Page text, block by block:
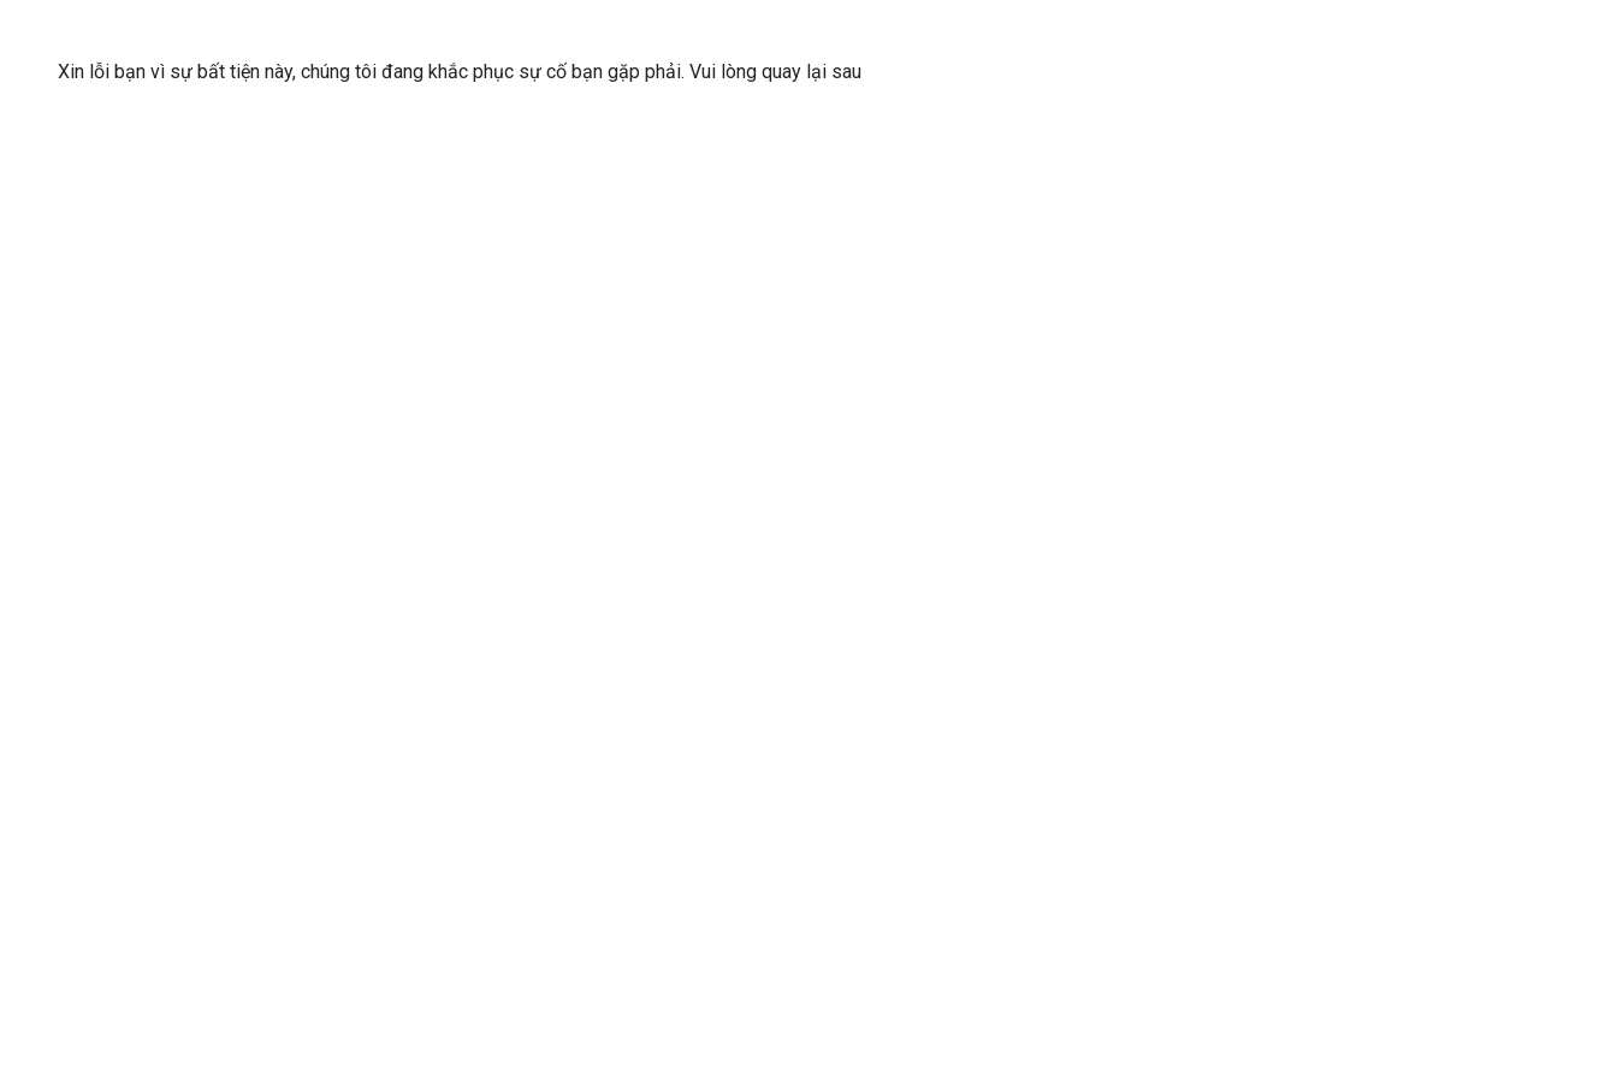
Xin lỗi bạn vì sự bất tiện này, chúng tôi đang khắc phục sự cố bạn gặp phải. Vui lòng quay lại sau